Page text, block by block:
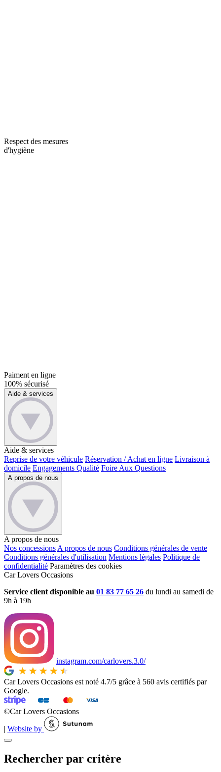
Respect des mesures
d'hygiène
Paiment en ligne
100% sécurisé
Aide & services
Aide & services
Reprise de votre véhicule Réservation / Achat en ligne Livraison à
domicile Engagements Qualité Foire Aux Questions
A propos de nous
A propos de nous
Nos concessions A propos de nous Conditions générales de vente
Conditions générales d'utilisation Mentions légales Politique de
confidentialité Paramètres des cookies
Car Lovers Occasions
Service client disponible au 01 83 77 65 26 du lundi au samedi de
9h à 19h
instagram.com/carlovers.3.0/
Car Lovers Occasions est noté 4.7/5 grâce à 560 avis certifiés par
Google.
©Car Lovers Occasions
| Website by
Rechercher par critère